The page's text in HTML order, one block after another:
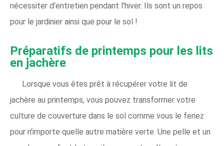
nécessiter d'entretien pendant l'hiver. Ils sont un repos
pour le jardinier ainsi que pour le sol !
Préparatifs de printemps pour les lits
en jachère
Lorsque vous êtes prêt à récupérer votre lit de
jachère au printemps, vous pouvez transformer votre
culture de couverture dans le sol comme vous le feriez
pour n'importe quelle autre matière verte. Une pelle et un